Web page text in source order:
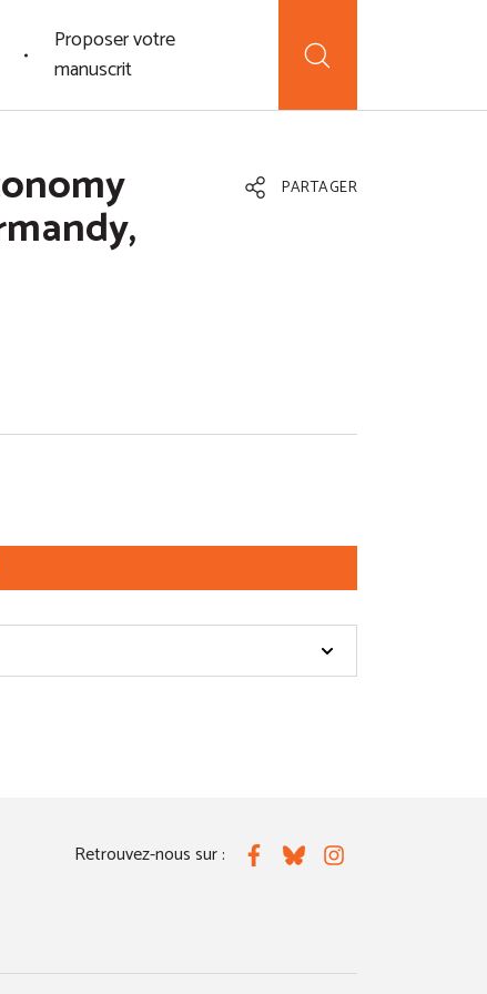
Proposer votre
manuscrit
PARTAGER
Retrouvez-nous sur : FacebookBlueskyInstagram